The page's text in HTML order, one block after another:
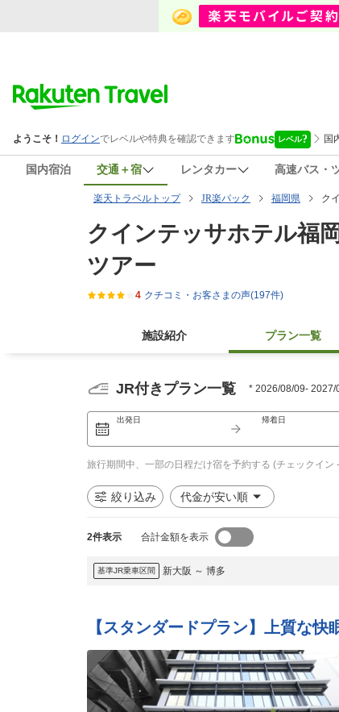
国内宿泊 交通＋宿 レンタカー 高速バス・
楽天トラベルトップ JR楽パック 福岡県 ク
クインテッサホテル福
ツアー
4 クチコミ・お客さまの声(197件)
施設紹介 プラン一覧
JR付きプラン一覧 * 2026/08/09- 2027/
出発日
帰着日
旅行期間中、一部の日程だけ宿を予約する (チェックイン
絞り込み 代金が安い順
2件表示 合計金額を表示
基準JR乗車区間 新大阪 ～ 博多
【スタンダードプラン】上質な